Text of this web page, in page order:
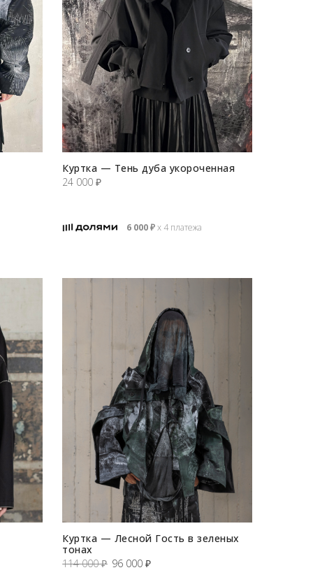
Куртка — Тень дуба укороченная
24 000₽
6 000₽х 4 платежа
Куртка — Лесной Гость в зеленых
тонах
114 000₽ Первоначальная
96 000₽Текущая